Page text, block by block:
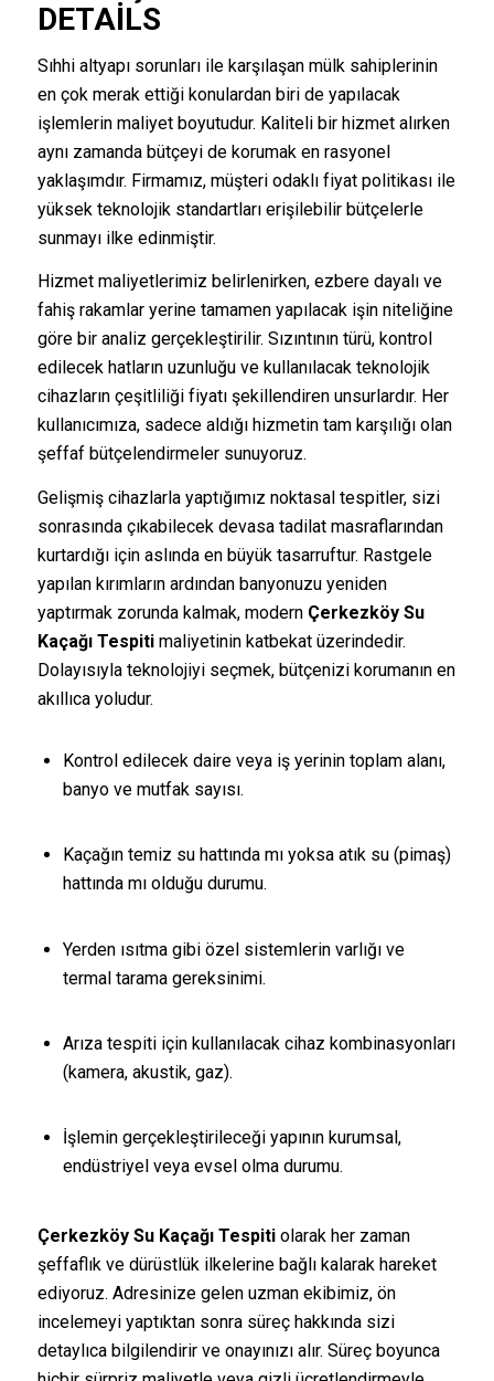
DETAILS
Sıhhi altyapı sorunları ile karşılaşan mülk sahiplerinin
en çok merak ettiği konulardan biri de yapılacak
işlemlerin maliyet boyutudur. Kaliteli bir hizmet alırken
aynı zamanda bütçeyi de korumak en rasyonel
yaklaşımdır. Firmamız, müşteri odaklı fiyat politikası ile
yüksek teknolojik standartları erişilebilir bütçelerle
sunmayı ilke edinmiştir.
Hizmet maliyetlerimiz belirlenirken, ezbere dayalı ve
fahiş rakamlar yerine tamamen yapılacak işin niteliğine
göre bir analiz gerçekleştirilir. Sızıntının türü, kontrol
edilecek hatların uzunluğu ve kullanılacak teknolojik
cihazların çeşitliliği fiyatı şekillendiren unsurlardır. Her
kullanıcımıza, sadece aldığı hizmetin tam karşılığı olan
şeffaf bütçelendirmeler sunuyoruz.
Gelişmiş cihazlarla yaptığımız noktasal tespitler, sizi
sonrasında çıkabilecek devasa tadilat masraflarından
kurtardığı için aslında en büyük tasarruftur. Rastgele
yapılan kırımların ardından banyonuzu yeniden
yaptırmak zorunda kalmak, modern Çerkezköy Su
Kaçağı Tespitimaliyetinin katbekat üzerindedir.
Dolayısıyla teknolojiyi seçmek, bütçenizi korumanın en
akıllıca yoludur.
Kontrol edilecek daire veya iş yerinin toplam alanı,
banyo ve mutfak sayısı.
Kaçağın temiz su hattında mı yoksa atık su (pimaş)
hattında mı olduğu durumu.
Yerden ısıtma gibi özel sistemlerin varlığı ve
termal tarama gereksinimi.
Arıza tespiti için kullanılacak cihaz kombinasyonları
(kamera, akustik, gaz).
İşlemin gerçekleştirileceği yapının kurumsal,
endüstriyel veya evsel olma durumu.
Çerkezköy Su Kaçağı Tespitiolarak her zaman
şeffaflık ve dürüstlük ilkelerine bağlı kalarak hareket
ediyoruz. Adresinize gelen uzman ekibimiz, ön
incelemeyi yaptıktan sonra süreç hakkında sizi
detaylıca bilgilendirir ve onayınızı alır. Süreç boyunca